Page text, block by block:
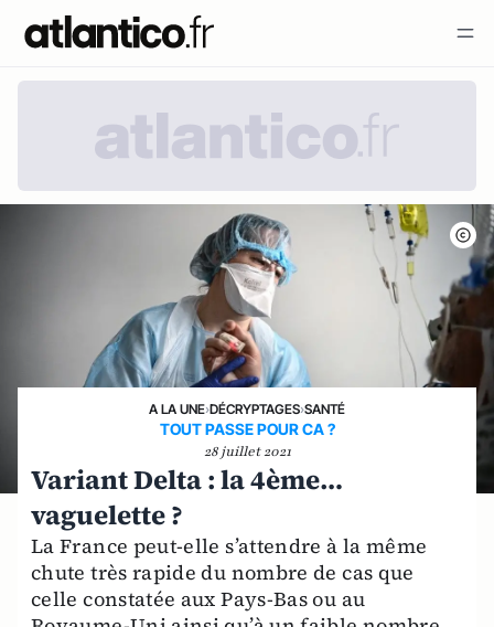
A LA UNE›DÉCRYPTAGES›SANTÉ
TOUT PASSE POUR CA ?
28 juillet 2021
Variant Delta : la 4ème…
vaguelette ?
La France peut-elle s’attendre à la même
chute très rapide du nombre de cas que
celle constatée aux Pays-Bas ou au